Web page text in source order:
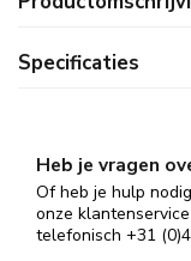
Specificaties
Heb je vragen
Of heb je hulp
onze
telefonisch +31